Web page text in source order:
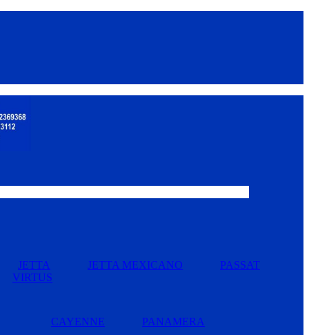
JETTA JETTA MEXICANO
PASSAT
VIRTUS
CAYENNE PANAMERA